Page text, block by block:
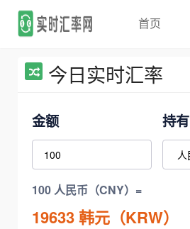
首页
今日实时汇率
金额 持有
100 人民币（CNY）=
19633韩元（KRW）